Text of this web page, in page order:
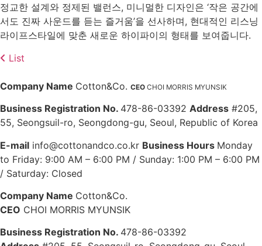
정교한 설계와 정제된 밸런스, 미니멀한 디자인은 ‘작은 공간에
서도 진짜 사운드를 듣는 즐거움’을 선사하며, 현대적인 리스닝
라이프스타일에 맞춘 새로운 하이파이의 형태를 보여줍니다.
List
Company Name Cotton&Co. CEO CHOI MORRIS MYUNSIK
Business Registration No. 478-86-03392 Address #205,
55, Seongsuil-ro, Seongdong-gu, Seoul, Republic of Korea
E-mail info@cottonandco.co.kr Business Hours Monday
to Friday: 9:00 AM – 6:00 PM / Sunday: 1:00 PM – 6:00 PM
/ Saturday: Closed
Company Name Cotton&Co.
CEO CHOI MORRIS MYUNSIK
Business Registration No. 478-86-03392